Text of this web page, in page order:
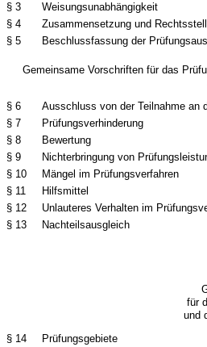
§ 3
Weisungsunabhängigkeit
§ 4
Zusammensetzung und
§ 5
Beschlussfassung der
Gemeinsame Vorschriften für das
§ 6
Ausschluss von der Teilnahme an
§ 7
Prüfungsverhinderung
§ 8
Bewertung
§ 9
Nichterbringung von
§ 10
Mängel im Prüfungsverfahren
§ 11
Hilfsmittel
§ 12
Unlauteres Verhalten im
§ 13
Nachteilsausgleich
für
und
§ 14
Prüfungsgebiete